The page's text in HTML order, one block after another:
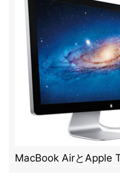
MacBook AirとApple